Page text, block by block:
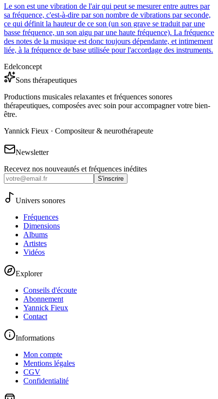
Le son est une vibration de l'air qui peut se mesurer entre autres par
sa fréquence, c'est-à-dire par son nombre de vibrations par seconde,
ce qui définit la hauteur de ce son (un son grave se traduit par une
basse fréquence, un son aigu par une haute fréquence). La fréquence
des notes de la musique est donc toujours dépendante, et intimement
liée, à la fréquence de base utilisée pour l'accordage des instruments.
Edelconcept
Sons thérapeutiques
Productions musicales relaxantes et fréquences sonores
thérapeutiques, composées avec soin pour accompagner votre bien-
être.
Yannick Fieux · Compositeur & neurothérapeute
Newsletter
Recevez nos nouveautés et fréquences inédites
S'inscrire
Univers sonores
Fréquences
Dimensions
Albums
Artistes
Vidéos
Explorer
Conseils d'écoute
Abonnement
Yannick Fieux
Contact
Informations
Mon compte
Mentions légales
CGV
Confidentialité